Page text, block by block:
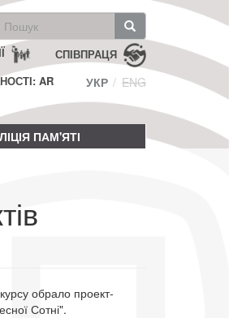
СПІВПРАЦЯ
AR
УКР ENG
ПАМ'ЯТІ
обрало проект-
Сотні".